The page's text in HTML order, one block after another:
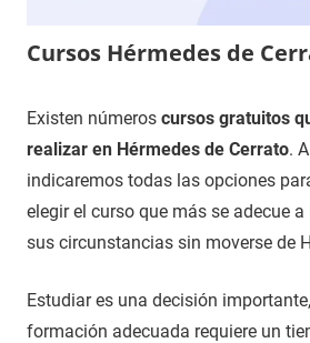
Cursos Hérmedes de
19
de
diciembre
2020
Maria
Cursos
en
Palencia
Existen números cursos gratuitos
realizar en Hérmedes de Cerrato.
indicaremos todas las opciones
elegir el curso que más se adecue
sus circunstancias sin moverse de
Estudiar es una decisión
formación adecuada requiere un